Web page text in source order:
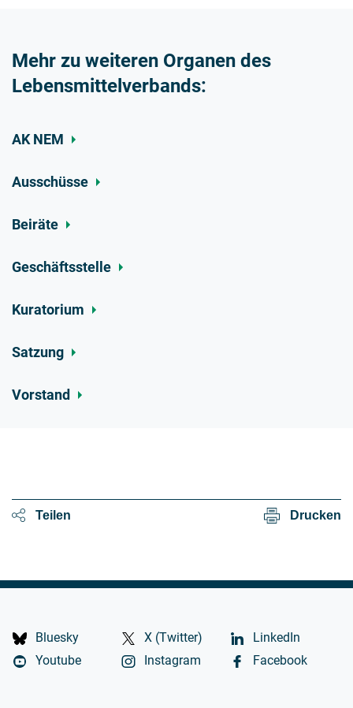
Mehr zu weiteren Organen des
Lebensmittelverbands:
AK NEM
Ausschüsse
Beiräte
Geschäftsstelle
Kuratorium
Satzung
Vorstand
Teilen Drucken
Bluesky X (Twitter)
LinkedIn
Youtube
Instagram Facebook